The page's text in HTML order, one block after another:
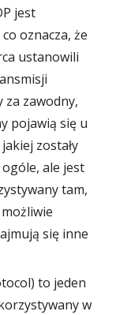
jest
oznacza, że
ustanowili
za zawodny,
pojawią się u
zostały
ale jest
tam,
się inne
to jeden
w